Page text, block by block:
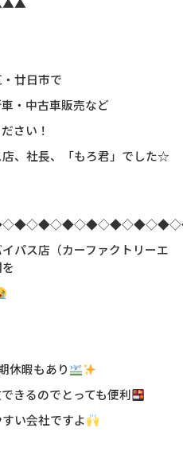
廿日市で
・中古車販売など
さい！
、社長、
「もろ君」でした☆
パス店（カーファクトリーエ
休暇もあり
きるのでとっても便利
い会社ですよ